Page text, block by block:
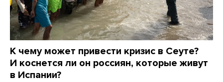
К чему может привести кризис в Сеуте?
И коснется ли он россиян, которые живут
в Испании?